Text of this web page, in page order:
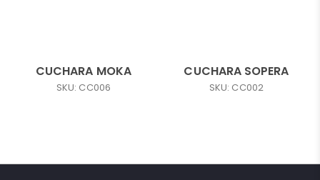
CUCHARA MOKA
SKU: CC006
CUCHARA SOPERA
SKU: CC002